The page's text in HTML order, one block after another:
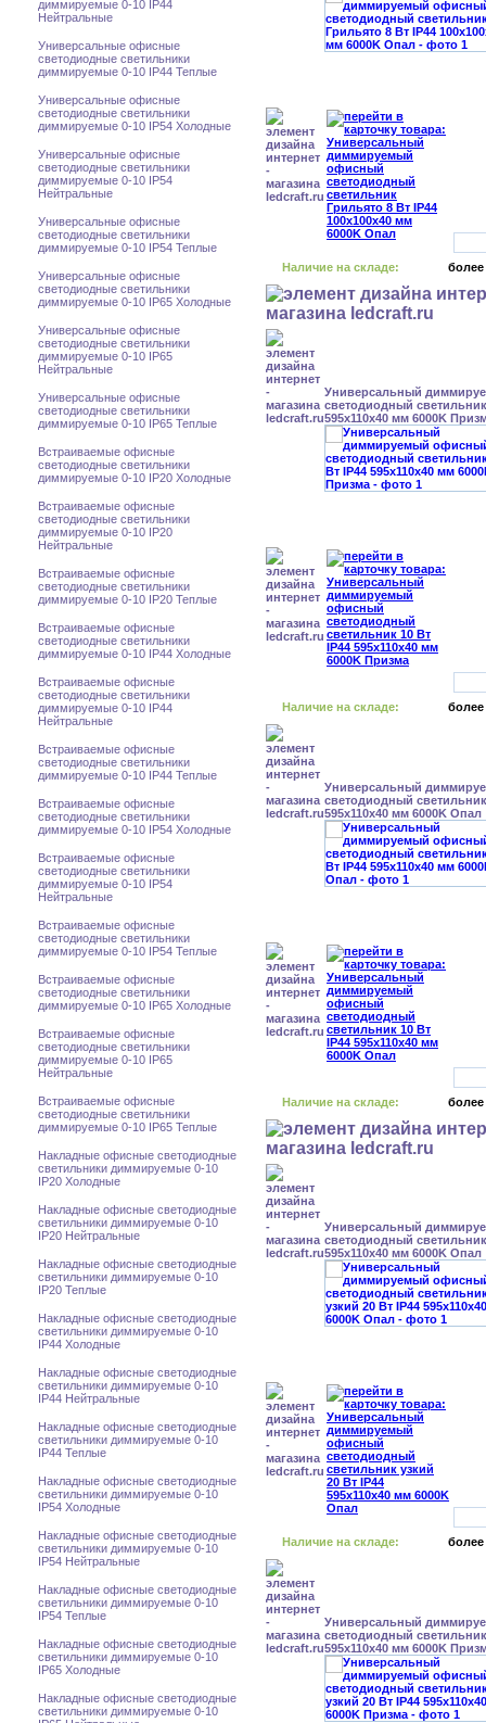
диммируемые 0-10 IP44
Нейтральные
Универсальные офисные
светодиодные светильники
диммируемые 0-10 IP44 Теплые
Универсальные офисные
светодиодные светильники
диммируемые 0-10 IP54 Холодные
Универсальные офисные
светодиодные светильники
диммируемые 0-10 IP54
Нейтральные
Универсальные офисные
светодиодные светильники
диммируемые 0-10 IP54 Теплые
Универсальные офисные
светодиодные светильники
диммируемые 0-10 IP65 Холодные
Универсальные офисные
светодиодные светильники
диммируемые 0-10 IP65
Нейтральные
Универсальные офисные
светодиодные светильники
диммируемые 0-10 IP65 Теплые
Встраиваемые офисные
светодиодные светильники
диммируемые 0-10 IP20 Холодные
Встраиваемые офисные
светодиодные светильники
диммируемые 0-10 IP20
Нейтральные
Встраиваемые офисные
светодиодные светильники
диммируемые 0-10 IP20 Теплые
Встраиваемые офисные
светодиодные светильники
диммируемые 0-10 IP44 Холодные
Встраиваемые офисные
светодиодные светильники
диммируемые 0-10 IP44
Нейтральные
Встраиваемые офисные
светодиодные светильники
диммируемые 0-10 IP44 Теплые
Встраиваемые офисные
светодиодные светильники
диммируемые 0-10 IP54 Холодные
Встраиваемые офисные
светодиодные светильники
диммируемые 0-10 IP54
Нейтральные
Встраиваемые офисные
светодиодные светильники
диммируемые 0-10 IP54 Теплые
Встраиваемые офисные
светодиодные светильники
диммируемые 0-10 IP65 Холодные
Встраиваемые офисные
светодиодные светильники
диммируемые 0-10 IP65
Нейтральные
Встраиваемые офисные
светодиодные светильники
диммируемые 0-10 IP65 Теплые
Накладные офисные светодиодные
светильники диммируемые 0-10
IP20 Холодные
Накладные офисные светодиодные
светильники диммируемые 0-10
IP20 Нейтральные
Накладные офисные светодиодные
светильники диммируемые 0-10
IP20 Теплые
Накладные офисные светодиодные
светильники диммируемые 0-10
IP44 Холодные
Накладные офисные светодиодные
светильники диммируемые 0-10
IP44 Нейтральные
Накладные офисные светодиодные
светильники диммируемые 0-10
IP44 Теплые
Накладные офисные светодиодные
светильники диммируемые 0-10
IP54 Холодные
Накладные офисные светодиодные
светильники диммируемые 0-10
IP54 Нейтральные
Накладные офисные светодиодные
светильники диммируемые 0-10
IP54 Теплые
Накладные офисные светодиодные
светильники диммируемые 0-10
IP65 Холодные
Накладные офисные светодиодные
светильники диммируемые 0-10
Наличие на складе: более
Универсальный
светодиодный
595x110x40 мм 6000K
Наличие на складе: более
Универсальный
светодиодный
595x110x40 мм 6000K Опал
Наличие на складе: более
Универсальный
светодиодный светильник
595x110x40 мм 6000K Опал
Наличие на складе: более
Универсальный
светодиодный светильник
595x110x40 мм 6000K